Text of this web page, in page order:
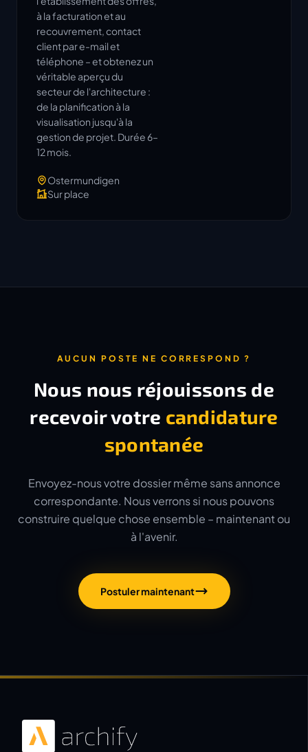
à la facturation et au
recouvrement, contact
client par e-mail et
téléphone – et obtenez un
véritable aperçu du
secteur de l'architecture :
de la planification à la
visualisation jusqu'à la
gestion de projet. Durée 6–
12 mois.
Ostermundigen
Sur place
AUCUN POSTE NE CORRESPOND ?
Nous nous réjouissons de
recevoir votre candidature
spontanée
Envoyez-nous votre dossier même sans annonce
correspondante. Nous verrons si nous pouvons
construire quelque chose ensemble – maintenant ou
à l'avenir.
Postuler maintenant